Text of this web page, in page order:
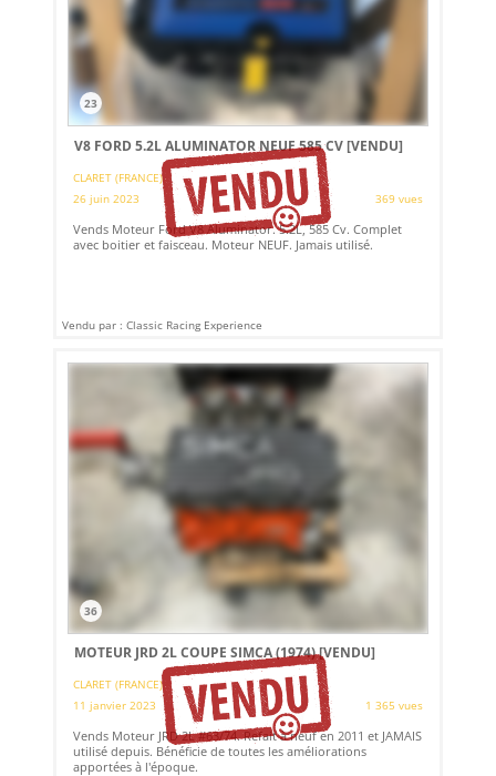
23
V8 FORD 5.2L ALUMINATOR NEUF 585 CV[VENDU]
CLARET (FRANCE)
26 juin 2023
369 vues
Vends Moteur Ford V8 Aluminator. 5.2L, 585 Cv. Complet
avec boitier et faisceau. Moteur NEUF. Jamais utilisé.
Vendu par : Classic Racing Experience
36
MOTEUR JRD 2L COUPE SIMCA (1974)[VENDU]
CLARET (FRANCE)
11 janvier 2023
1 365 vues
Vends Moteur JRD 2L #63/74. Refait à neuf en 2011 et JAMAIS
utilisé depuis. Bénéficie de toutes les améliorations
apportées à l'époque.